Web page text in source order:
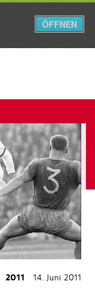
Menü
2011 14. Juni 2011
ÖFFNEN